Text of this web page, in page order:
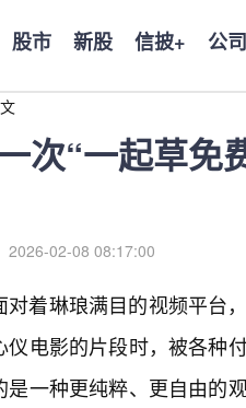
股市 新股 信披+ 公司
次“一起草免
2026-02-08 08:17:00
着琳琅满目的视频平台
电影的片段时，被各种
一种更纯粹、更自由的